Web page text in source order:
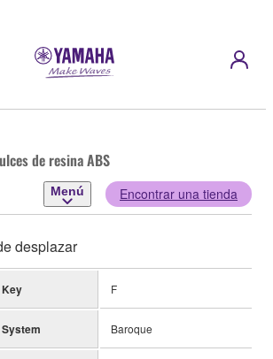
de resina ABS
Menú Encontrar una tienda
desplazar
Key F
System Baroque